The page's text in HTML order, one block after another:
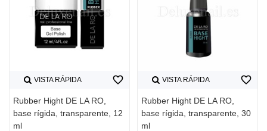
VISTA RÁPIDA
Rubber Hight DE LA RO,
base rígida, transparente, 12
ml
favorite_border VISTA RÁPIDA
Rubber Hight DE LA RO,
base rígida, transparente, 30
ml
favorite_border